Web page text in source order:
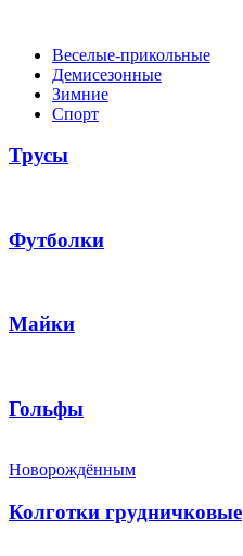
Веселые-прикольные
Демисезонные
Зимние
Спорт
Трусы
Футболки
Майки
Гольфы
Новорождённым
Колготки грудничковые